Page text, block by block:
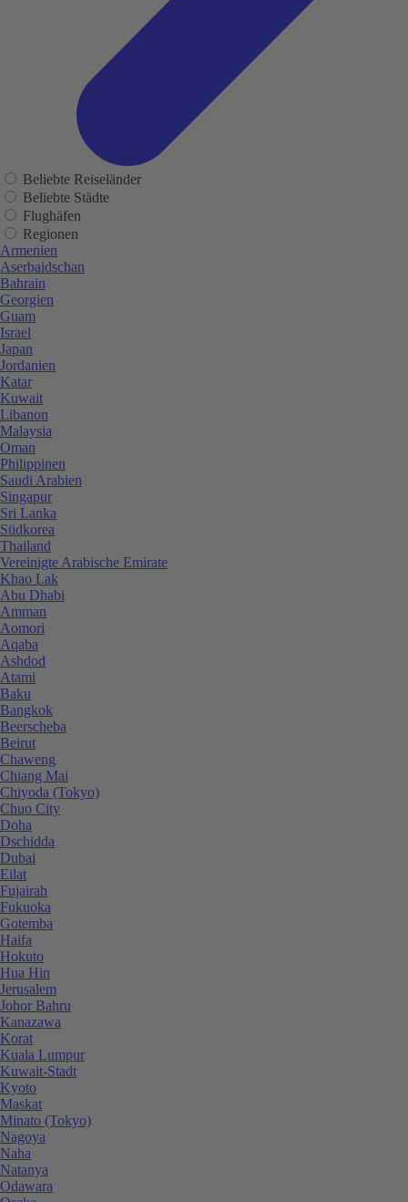
Beliebte Reiseländer
Beliebte Städte
Flughäfen
Regionen
Armenien
Aserbaidschan
Bahrain
Georgien
Guam
Israel
Japan
Jordanien
Katar
Kuwait
Libanon
Malaysia
Oman
Philippinen
Saudi Arabien
Singapur
Sri Lanka
Südkorea
Thailand
Vereinigte Arabische Emirate
Khao Lak
Abu Dhabi
Amman
Aomori
Aqaba
Ashdod
Atami
Baku
Bangkok
Beerscheba
Beirut
Chaweng
Chiang Mai
Chiyoda (Tokyo)
Chuo City
Doha
Dschidda
Dubai
Eilat
Fujairah
Fukuoka
Gotemba
Haifa
Hokuto
Hua Hin
Jerusalem
Johor Bahru
Kanazawa
Korat
Kuala Lumpur
Kuwait-Stadt
Kyoto
Maskat
Minato (Tokyo)
Nagoya
Naha
Natanya
Odawara